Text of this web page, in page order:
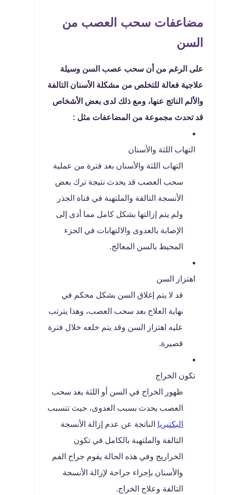
مضاعفات سحب العصب من
السن
على الرغم من أن سحب عصب السن وسيلة
علاجية فعالة للتخلص من مشكلة الأسنان التالفة
والألم الناتج عنها، ومع ذلك لدى بعض الأشخاص
قد تحدث مجموعة من المضاعفات مثل :
التهاب اللثة والأسنان
التهاب اللثة والأسنان بعد فترة من عملية
سحب العصب قد يحدث نتيجة ترك بعض
الأنسجة التالفة والملتهبة في قناة الجذر
ولم يتم إزالتها بشكل كامل مما أدى إلى
الإصابة بالعدوى والالتهابات في الجزء
المحيط بالسن المعالج.
اهتزاز السن
قد لا يتم إغلاق السن بشكل محكم في
نهاية العلاج بعد سحب العصب، وهذا يترتب
عليه اهتزاز السن وقد يتم خلعه خلال فترة
قصيرة.
تكون الخراج
ظهور الخراج في السن أو اللثة بعد سحب
العصب يحدث بسبب العدوى، حيث تتسبب
البكتيريا الناتجة عن عدم إزالة الأنسجة
التالفة والملتهبة بالكامل في تكون
الخراريج وفي هذه الحالة يقوم جراح الفم
والأسنان بإجراء جراحة لإزالة الأنسجة
التالفة وعلاج الخراج.